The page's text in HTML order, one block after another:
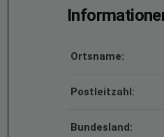
Ortsname:
Postleitzahl:
Bundesland: